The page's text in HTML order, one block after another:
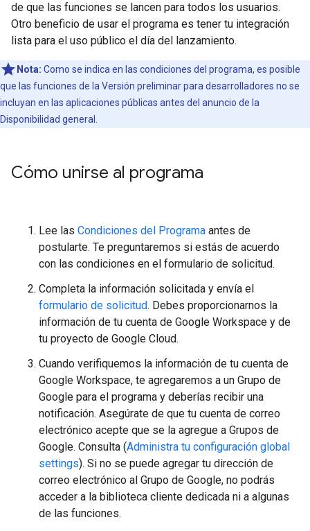
de que las funciones se lancen para todos los usuarios.
Otro beneficio de usar el programa es tener tu integración
lista para el uso público el día del lanzamiento.
Nota: Como se indica en las condiciones del programa, es posible
que las funciones de la Versión preliminar para desarrolladores no se
incluyan en las aplicaciones públicas antes del anuncio de la
Disponibilidad general.
Cómo unirse al programa
Lee las Condiciones del Programa antes de
postularte. Te preguntaremos si estás de acuerdo
con las condiciones en el formulario de solicitud.
Completa la información solicitada y envía el
formulario de solicitud. Debes proporcionarnos la
información de tu cuenta de Google Workspace y de
tu proyecto de Google Cloud.
Cuando verifiquemos la información de tu cuenta de
Google Workspace, te agregaremos a un Grupo de
Google para el programa y deberías recibir una
notificación. Asegúrate de que tu cuenta de correo
electrónico acepte que se la agregue a Grupos de
Google. Consulta (Administra tu configuración global
settings). Si no se puede agregar tu dirección de
correo electrónico al Grupo de Google, no podrás
acceder a la biblioteca cliente dedicada ni a algunas
de las funciones.